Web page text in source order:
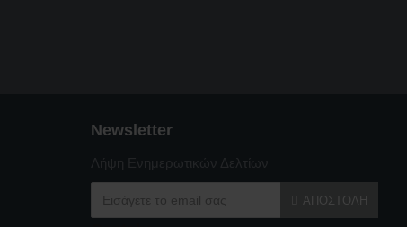
Newsletter
Λήψη Ενημερωτικών Δελτίων
ΑΠΟΣΤΟΛΉ